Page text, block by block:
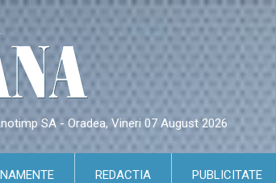
SA - Oradea, Vineri 07 August 2026
REDACTIA PUBLICITATE